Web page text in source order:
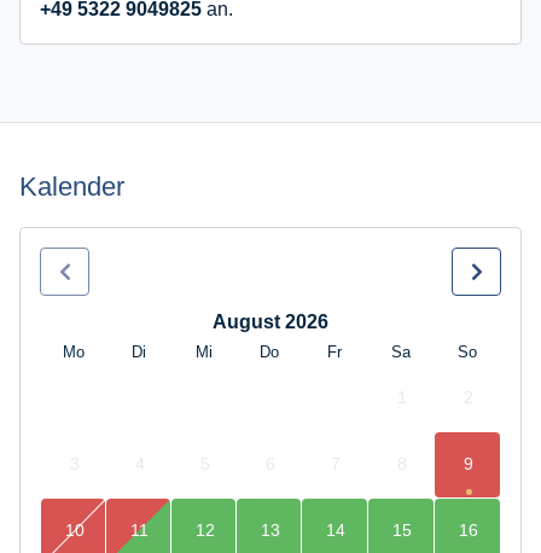
+49 5322 9049825 an.
Kalender
August 2026
Mo Di Mi Do Fr Sa So
1 2
3 4 5 6 7 8 9
10 11 12 13 14 15 16